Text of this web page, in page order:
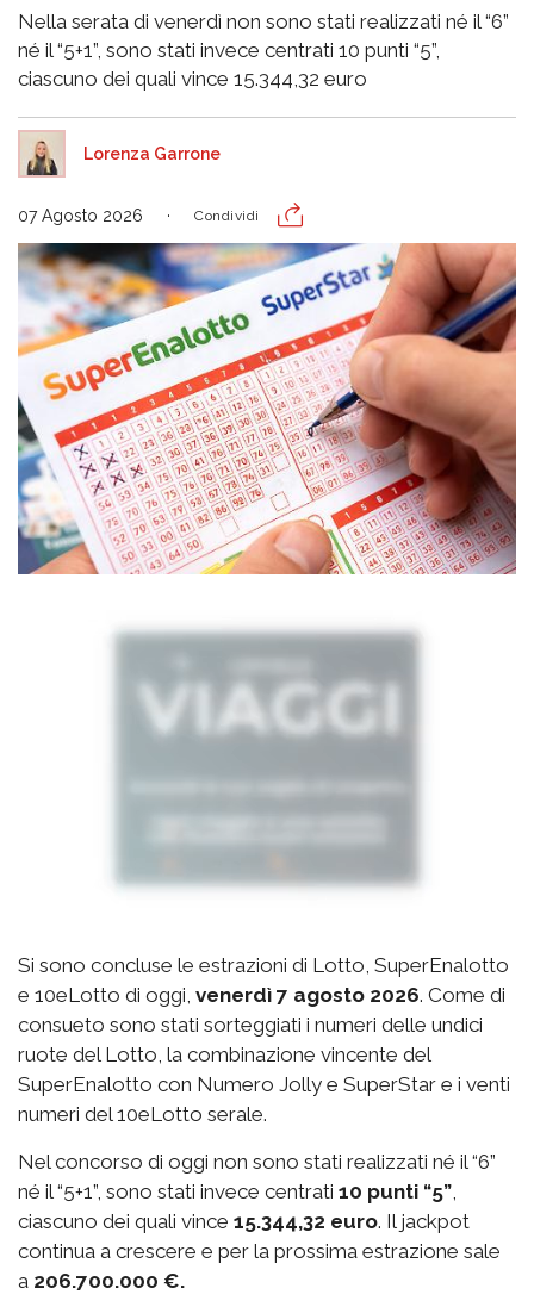
Nella serata di venerdì non sono stati realizzati né il “6”
né il “5+1”, sono stati invece centrati 10 punti “5”,
ciascuno dei quali vince 15.344,32 euro
Lorenza Garrone
07 Agosto 2026 Condividi
Si sono concluse le estrazioni di Lotto, SuperEnalotto
e 10eLotto di oggi, venerdì 7 agosto 2026. Come di
consueto sono stati sorteggiati i numeri delle undici
ruote del Lotto, la combinazione vincente del
SuperEnalotto con Numero Jolly e SuperStar e i venti
numeri del 10eLotto serale.
Nel concorso di oggi non sono stati realizzati né il “6”
né il “5+1”, sono stati invece centrati 10 punti “5”,
ciascuno dei quali vince 15.344,32 euro. Il jackpot
continua a crescere e per la prossima estrazione sale
a 206.700.000 €.